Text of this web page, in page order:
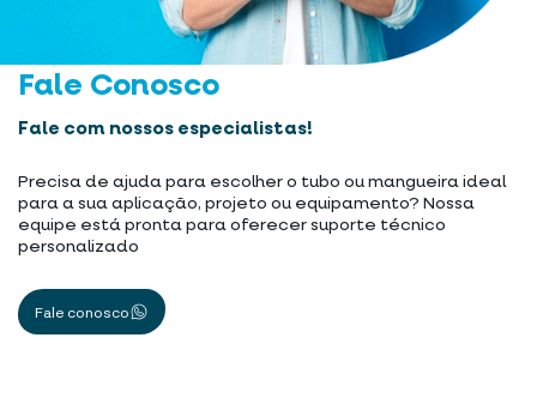
Fale Conosco
Fale com nossos especialistas!
Precisa de ajuda para escolher o tubo ou mangueira ideal
para a sua aplicação, projeto ou equipamento? Nossa
equipe está pronta para oferecer suporte técnico
personalizado
Fale conosco